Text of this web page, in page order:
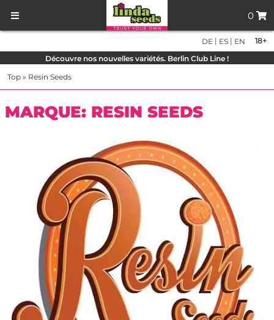
0
18+
DE | ES | EN
Découvre nos nouvelles variétés. Berlin Club Line !
Top » Resin Seeds
MARQUE: RESIN SEEDS